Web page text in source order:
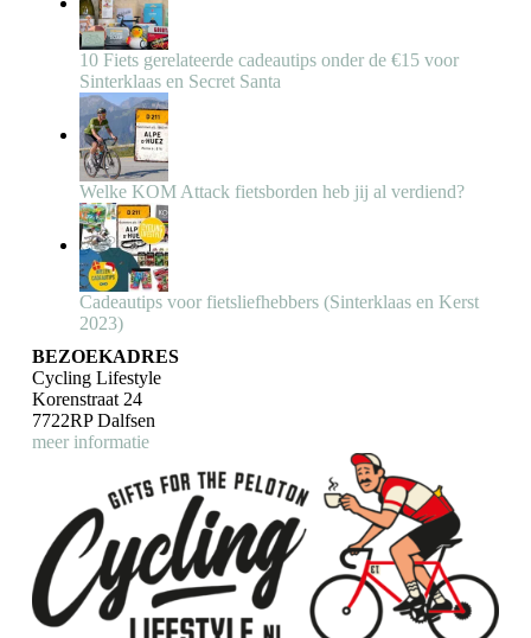
10 Fiets gerelateerde cadeautips onder de €15 voor
Sinterklaas en Secret Santa
Welke KOM Attack fietsborden heb jij al verdiend?
Cadeautips voor fietsliefhebbers (Sinterklaas en Kerst
2023)
BEZOEKADRES
Cycling Lifestyle
Korenstraat 24
7722RP Dalfsen
meer informatie